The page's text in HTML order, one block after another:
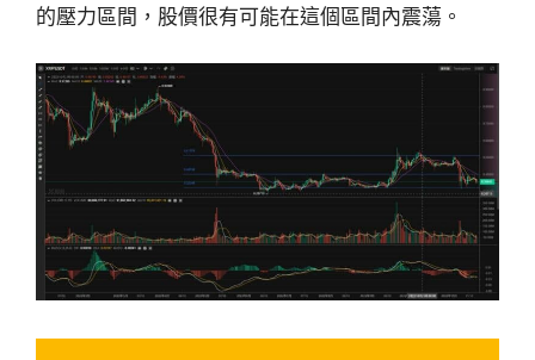
的壓力區間，股價很有可能在這個區間內震蕩。